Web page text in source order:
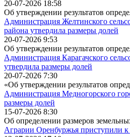
20-07-2026 18:58
Об утверждении результатов
Администрация Желтинского
района утвердила размеры долей
20-07-2026 9:53
Об утверждении результатов
Администрация Карагачского
утвердила размеры долей
20-07-2026 7:30
«Об утверждении результатов
Администрация Медногорского
размеры долей
15-07-2026 8:30
Об определении размеров
Аграрии Оренбуржья приступили к